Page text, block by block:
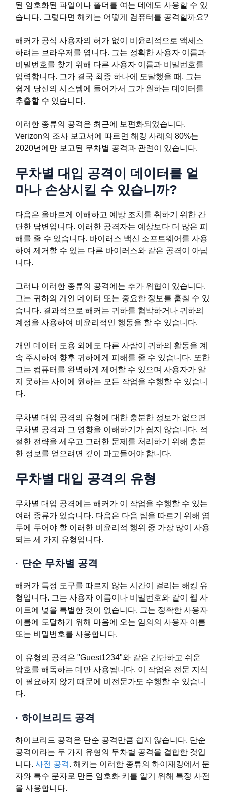
된 암호화된 파일이나 폴더를 여는 데에도 사용할 수 있
습니다. 그렇다면 해커는 어떻게 컴퓨터를 공격할까요?
해커가 공식 사용자의 허가 없이 비윤리적으로 액세스
하려는 브라우저를 엽니다. 그는 정확한 사용자 이름과
비밀번호를 찾기 위해 다른 사용자 이름과 비밀번호를
입력합니다. 그가 결국 최종 하나에 도달했을 때, 그는
쉽게 당신의 시스템에 들어가서 그가 원하는 데이터를
추출할 수 있습니다.
이러한 종류의 공격은 최근에 보편화되었습니다.
Verizon의 조사 보고서에 따르면 해킹 사례의 80%는
2020년에만 보고된 무차별 공격과 관련이 있습니다.
무차별 대입 공격이 데이터를 얼
마나 손상시킬 수 있습니까?
다음은 올바르게 이해하고 예방 조치를 취하기 위한 간
단한 답변입니다. 이러한 공격자는 예상보다 더 많은 피
해를 줄 수 있습니다. 바이러스 백신 소프트웨어를 사용
하여 제거할 수 있는 다른 바이러스와 같은 공격이 아닙
니다.
그러나 이러한 종류의 공격에는 추가 위협이 있습니다.
그는 귀하의 개인 데이터 또는 중요한 정보를 훔칠 수 있
습니다. 결과적으로 해커는 귀하를 협박하거나 귀하의
계정을 사용하여 비윤리적인 행동을 할 수 있습니다.
개인 데이터 도용 외에도 다른 사람이 귀하의 활동을 계
속 주시하여 향후 귀하에게 피해를 줄 수 있습니다. 또한
그는 컴퓨터를 완벽하게 제어할 수 있으며 사용자가 알
지 못하는 사이에 원하는 모든 작업을 수행할 수 있습니
다.
무차별 대입 공격의 유형에 대한 충분한 정보가 없으면
무차별 공격과 그 영향을 이해하기가 쉽지 않습니다. 적
절한 전략을 세우고 그러한 문제를 처리하기 위해 충분
한 정보를 얻으려면 깊이 파고들어야 합니다.
무차별 대입 공격의 유형
무차별 대입 공격에는 해커가 이 작업을 수행할 수 있는
여러 종류가 있습니다. 다음은 다음 팁을 따르기 위해 염
두에 두어야 할 이러한 비윤리적 행위 중 가장 많이 사용
되는 세 가지 유형입니다.
· 단순 무차별 공격
해커가 특정 도구를 따르지 않는 시간이 걸리는 해킹 유
형입니다. 그는 사용자 이름이나 비밀번호와 같이 웹 사
이트에 넣을 특별한 것이 없습니다. 그는 정확한 사용자
이름에 도달하기 위해 마음에 오는 임의의 사용자 이름
또는 비밀번호를 사용합니다.
이 유형의 공격은 "Guest1234"와 같은 간단하고 쉬운
암호를 해독하는 데만 사용됩니다. 이 작업은 전문 지식
이 필요하지 않기 때문에 비전문가도 수행할 수 있습니
다.
· 하이브리드 공격
하이브리드 공격은 단순 공격만큼 쉽지 않습니다. 단순
공격이라는 두 가지 유형의 무차별 공격을 결합한 것입
니다. 사전 공격. 해커는 이러한 종류의 하이재킹에서 문
자와 특수 문자로 만든 암호화 키를 알기 위해 특정 사전
을 사용합니다.